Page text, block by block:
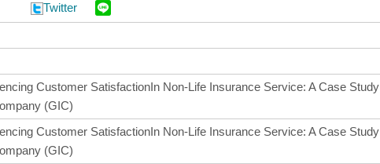
Twitter
Customer SatisfactionIn Non-Life Insurance Service: A Case Study
(GIC)
Customer SatisfactionIn Non-Life Insurance Service: A Case Study
(GIC)